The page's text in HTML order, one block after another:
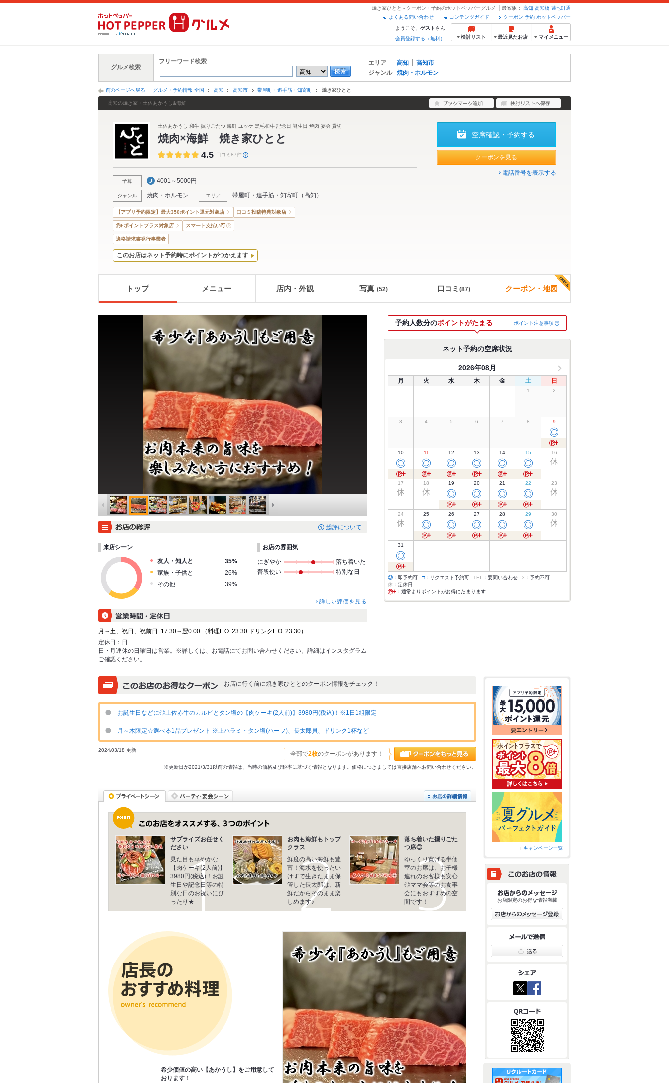
焼き家ひとと - クーポン・予約のホットペッパーグルメ 最寄駅： 高知 高知橋 蓮池町通
クーポン 予約 ホットペッパー
コンテンツガイド
よくある問い合わせ
ようこそ、 ゲスト さん
会員登録する（無料）
検討リスト 最近見たお店 マイメニュー
グルメ検索
フリーワード検索 エリア 高知
高知市
ジャンル
焼肉・ホルモン
前のページへ戻る グルメ・予約情報 全国 高知 高知市 帯屋町・追手筋・知寄町 焼き家ひとと
高知の焼き家・土佐あかうし&海鮮
土佐あかうし 和牛 掘りごたつ 海鮮 ユッケ 黒毛和牛 記念日 誕生日 焼肉 宴会 貸切
焼肉×海鮮 焼き家ひとと
4.5 口コミ87件
予算 4001～5000円
ジャンル 焼肉・ホルモン エリア 帯屋町・追手筋・知寄町 （高知 ）
空席確認・予約する
クーポンを見る
電話番号を表示する
【アプリ予約限定】最大350ポイント還元対象店 口コミ投稿特典対象店
ポイントプラス対象店 スマート支払い可
適格請求書発行事業者
このお店はネット予約時にポイントがつかえます
トップ メニュー 店内・外観 写真 (52) 口コミ (87) クーポン・地図
総評について
来店シーン
友人・知人と
35%
家族・子供と
26%
その他
39%
お店の雰囲気
にぎやか
落ち着いた
普段使い
特別な日
詳しい評価を見る
月～土、祝日、祝前日: 17:30～翌0:00 （料理L.O. 23:30 ドリンクL.O. 23:30）
定休日： 日
日・月連休の日曜日は営業。※詳しくは、お電話にてお問い合わせください。詳細はインスタグラム
ご確認ください。
予約人数分のポイントがたまる ポイント注意事項
ネット予約の空席状況
2026年08月
月 火 水 木 金 土 日
1 2
3 4 5 6 7 8 9
◎
10
◎
11
◎
12
◎
13
◎
14
◎
15
◎
16
休
17
休
18
休
19
◎
20
◎
21
◎
22
◎
23
休
24
休
25
◎
26
◎
27
◎
28
◎
29
◎
30
休
31
◎
◎ ：即予約可 □ ：リクエスト予約可 TEL ：要問い合わせ × ：予約不可
休 ：定休日
：通常よりポイントがお得にたまります
お店に行く前に焼き家ひととのクーポン情報をチェック！
お誕生日などに◎土佐赤牛のカルビとタン塩の【肉ケーキ(2人前)】3980円(税込)！※1日1組限定
月～木限定☆選べる1品プレゼント ※上ハラミ・タン塩(ハーフ)、長太郎貝、ドリンク1杯など
全部で2枚のクーポンがあります！
2024/03/18 更新
※更新日が2021/3/31以前の情報は、当時の価格及び税率に基づく情報となります。価格につきましては直接店舗へお問い合わせください。
サプライズお任せく
ださい
見た目も華やかな
【肉ケーキ(2人前)】
3980円(税込)！お誕
生日や記念日等の特
別な日のお祝いにぴ
ったり★
お肉も海鮮もトップ
クラス
鮮度の高い海鮮も豊
富！海水を使ったい
けすで生きたまま保
管した長太郎は、新
鮮だからそのまま楽
しめます♪
落ち着いた掘りごた
つ席◎
ゆっくり寛げる半個
室のお席は、お子様
連れのお客様も安心
◎ママ会等のお食事
会にもおすすめの空
間です！
希少価値の高い【あかうし】をご用意して
おります！
キャンペーン一覧
お店限定のお得な情報満載